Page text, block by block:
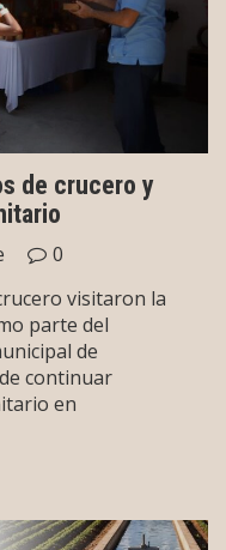
de crucero y
0
visitaron la
parte del
de
continuar
en